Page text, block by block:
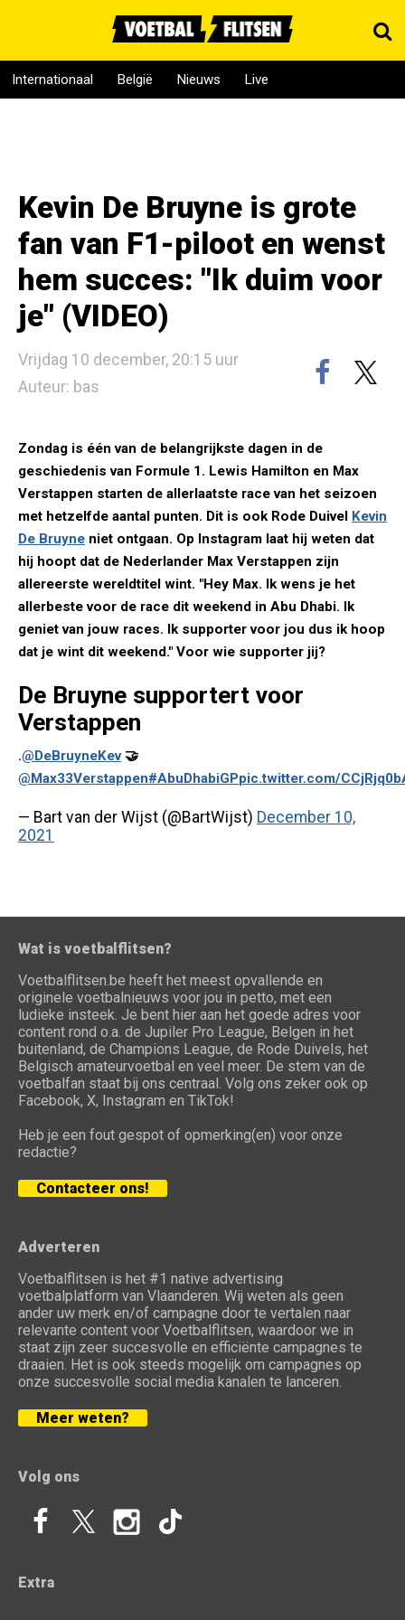
Internationaal België Nieuws Live
Kevin De Bruyne is grote
fan van F1-piloot en wenst
hem succes: "Ik duim voor
je" (VIDEO)
Vrijdag 10 december, 20:15 uur
Auteur: bas
Zondag is één van de belangrijkste dagen in de
geschiedenis van Formule 1. Lewis Hamilton en Max
Verstappen starten de allerlaatste race van het seizoen
met hetzelfde aantal punten. Dit is ook Rode Duivel Kevin
De Bruyne niet ontgaan. Op Instagram laat hij weten dat
hij hoopt dat de Nederlander Max Verstappen zijn
allereerste wereldtitel wint. "Hey Max. Ik wens je het
allerbeste voor de race dit weekend in Abu Dhabi. Ik
geniet van jouw races. Ik supporter voor jou dus ik hoop
dat je wint dit weekend." Voor wie supporter jij?
De Bruyne supportert voor
Verstappen
.@DeBruyneKev🤝
@Max33Verstappen#AbuDhabiGPpic.twitter.com/
— Bart van der Wijst (@BartWijst) December 10,
2021
Wat is voetbalflitsen?
Voetbalflitsen.be heeft het meest opvallende en
originele voetbalnieuws voor jou in petto, met een
ludieke insteek. Je bent hier aan het goede adres voor
content rond o.a. de Jupiler Pro League, Belgen in het
buitenland, de Champions League, de Rode Duivels, het
Belgisch amateurvoetbal en veel meer. De stem van de
voetbalfan staat bij ons centraal. Volg ons zeker ook op
Facebook, X, Instagram en TikTok!
Heb je een fout gespot of opmerking(en) voor onze
redactie?
Contacteer ons!
Adverteren
Voetbalflitsen is het #1 native advertising
voetbalplatform van Vlaanderen. Wij weten als geen
ander uw merk en/of campagne door te vertalen naar
relevante content voor Voetbalflitsen, waardoor we in
staat zijn zeer succesvolle en efficiënte campagnes te
draaien. Het is ook steeds mogelijk om campagnes op
onze succesvolle social media kanalen te lanceren.
Meer weten?
Volg ons
Extra